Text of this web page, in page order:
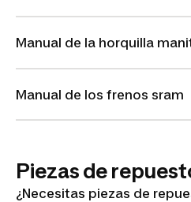
Manual de la horquilla
Manual de los frenos sram
Piezas de
¿Necesitas piezas de